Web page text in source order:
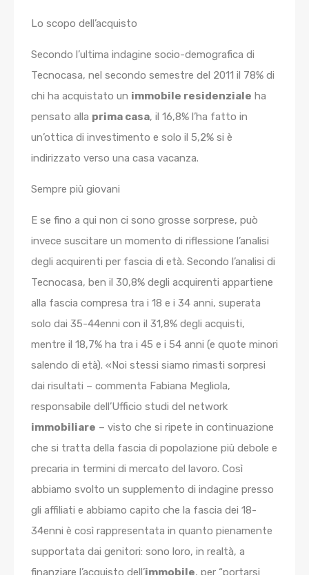
Lo scopo dell’acquisto
Secondo l’ultima indagine socio-demografica di
Tecnocasa, nel secondo semestre del 2011 il 78% di
chi ha acquistato un immobile residenziale ha
pensato alla prima casa, il 16,8% l’ha fatto in
un’ottica di investimento e solo il 5,2% si è
indirizzato verso una casa vacanza.
Sempre più giovani
E se fino a qui non ci sono grosse sorprese, può
invece suscitare un momento di riflessione l’analisi
degli acquirenti per fascia di età. Secondo l’analisi di
Tecnocasa, ben il 30,8% degli acquirenti appartiene
alla fascia compresa tra i 18 e i 34 anni, superata
solo dai 35-44enni con il 31,8% degli acquisti,
mentre il 18,7% ha tra i 45 e i 54 anni (e quote minori
salendo di età). «Noi stessi siamo rimasti sorpresi
dai risultati – commenta Fabiana Megliola,
responsabile dell’Ufficio studi del network
immobiliare – visto che si ripete in continuazione
che si tratta della fascia di popolazione più debole e
precaria in termini di mercato del lavoro. Così
abbiamo svolto un supplemento di indagine presso
gli affiliati e abbiamo capito che la fascia dei 18-
34enni è così rappresentata in quanto pienamente
supportata dai genitori: sono loro, in realtà, a
finanziare l’acquisto dell’immobile, per “portarsi